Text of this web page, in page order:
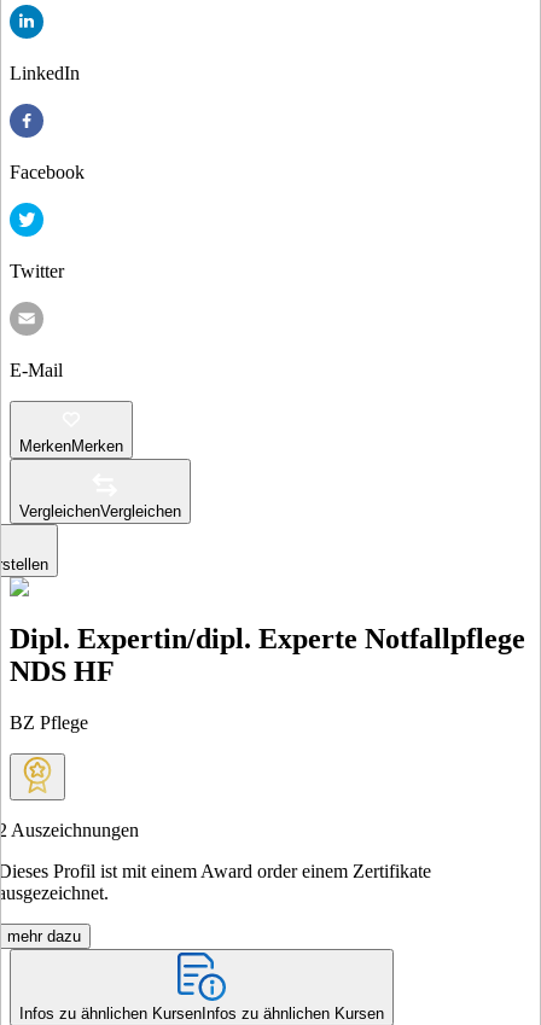
LinkedIn
Facebook
Twitter
E-Mail
MerkenMerken
VergleichenVergleichen
Dipl. Expertin/dipl. Experte Notfallpflege
NDS HF
BZ Pflege
Auszeichnungen
Profil ist mit einem Award order einem Zertifikate
mehr dazu
Infos zu ähnlichen Kursen Infos zu ähnlichen Kursen